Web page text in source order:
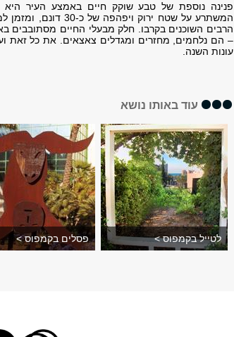
פנינה נוספת של טבע שוקק חיים באמצע העיר היא
המשתרע על שטח ירוק
הרבים השוכנים בקרבו. חלק מבעלי החיים מסתובבים
– הם נלחמים, מחזרים ומגדלים צאצאים. את כל זאת
עונות השנה.
עוד באותו נושא
לטייל בקמפוס > פסלים בקמפוס >